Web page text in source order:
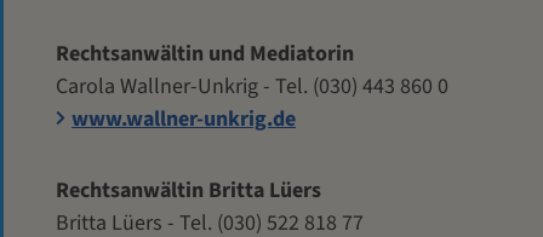
Rechtsanwältin und Mediatorin
Carola Wallner-Unkrig - Tel. (030) 443 860 0
www.wallner-unkrig.de
Rechtsanwältin Britta Lüers
Britta Lüers - Tel. (030) 522 818 77